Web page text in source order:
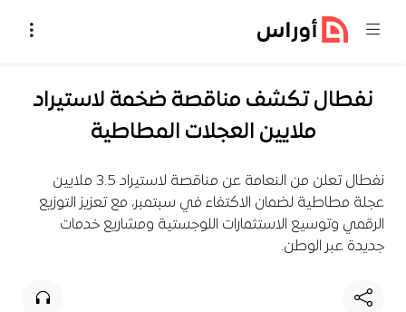
نفطال تكشف مناقصة ضخمة لاستيراد
ملايين العجلات المطاطية
نفطال تعلن من النعامة عن مناقصة لاستيراد 3.5 ملايين
عجلة مطاطية لضمان الاكتفاء في سبتمبر، مع تعزيز التوزيع
الرقمي وتوسيع الاستثمارات اللوجستية ومشاريع خدمات
جديدة عبر الوطن.